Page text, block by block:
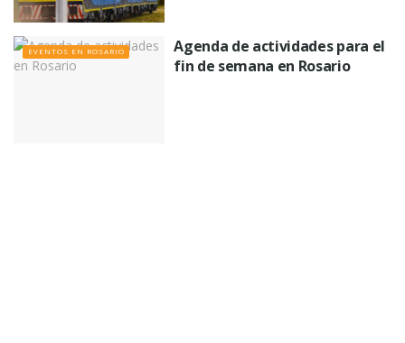
EVENTOS EN ROSARIO
Agenda de actividades para el
fin de semana en Rosario